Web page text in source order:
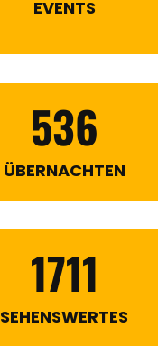
EVENTS
536
ÜBERNACHTEN
1711
SEHENSWERTES